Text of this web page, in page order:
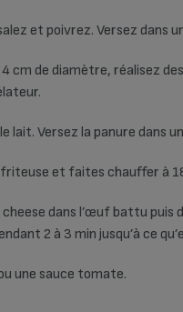
et poivrez. Versez
4 cm de diamètre, réalisez
lait. Versez la panure dans
et faites chauffer à
cheese dans l’œuf battu
2 à 3 min jusqu’à ce
une sauce tomate.